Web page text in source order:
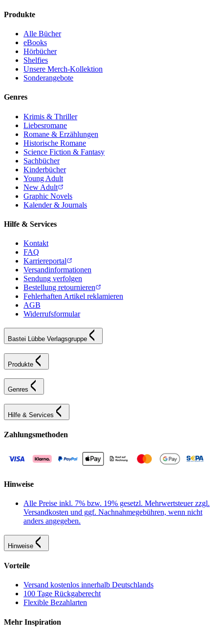
Produkte
Alle Bücher
eBooks
Hörbücher
Shelfies
Unsere Merch-Kollektion
Sonderangebote
Genres
Krimis & Thriller
Liebesromane
Romane & Erzählungen
Historische Romane
Science Fiction & Fantasy
Sachbücher
Kinderbücher
Young Adult
New Adult
Graphic Novels
Kalender & Journals
Hilfe & Services
Kontakt
FAQ
Karriereportal
Versandinformationen
Sendung verfolgen
Bestellung retournieren
Fehlerhaften Artikel reklamieren
AGB
Widerrufsformular
Bastei Lübbe Verlagsgruppe
Produkte
Genres
Hilfe & Services
Zahlungsmethoden
Hinweise
Alle Preise inkl. 7% bzw. 19% gesetzl. Mehrwertsteuer zzgl.
Versandkosten und ggf. Nachnahmegebühren, wenn nicht
anders angegeben.
Hinweise
Vorteile
Versand kostenlos innerhalb Deutschlands
100 Tage Rückgaberecht
Flexible Bezahlarten
Mehr Inspiration